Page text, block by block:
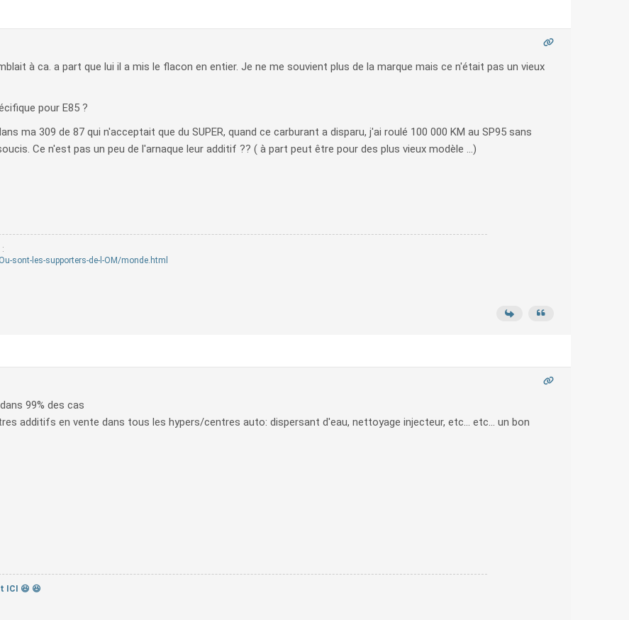
à ca. a part que lui il a mis le flacon en entier. Je ne me souvient plus de la marque mais ce n'était pas un vieux
pour E85 ?
ma 309 de 87 qui n'acceptait que du SUPER, quand ce carburant a disparu, j'ai roulé 100 000 KM au SP95 sans
Ce n'est pas un peu de l'arnaque leur additif ?? ( à part peut être pour des plus vieux modèle ...)
sont-les-supporters-de-l-OM/monde.html
99% des cas
additifs en vente dans tous les hypers/centres auto: dispersant d'eau, nettoyage injecteur, etc... etc... un bon
ICI 😆 😆